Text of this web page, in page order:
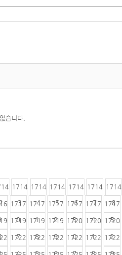
습니다.
1714
3
1714
4
1714
5
1714
6
1714
7
1714
8
1717
0
1717
1
1717
2
1717
3
1717
4
1717
5
1719
7
1719
8
1719
9
1720
0
1720
1
1720
2
1722
4
1722
5
1722
6
1722
7
1722
8
1722
9